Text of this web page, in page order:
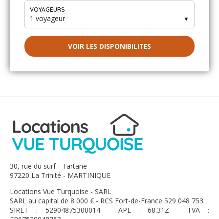
chaleur de votre intérieur, la décoration, tout est parfait.
Il faudrait plus de lieux secrets comme le votre en
Martinique. A très bientôt c'est promis.
Durer - février 2023
Malheureusement la balancelle s’est cassée…
ce niveau la vaisselle n’est pas très fournie. A notre
départ nous avons constaté qu’il n’y avait pas de housse
de protection sur les oreillers et qu’ils étaient sales.
Beaucoup de recommandations à l’arrivée et de mises
en garde sur les règles à respecter qui ne mettent pas
BLAISIUS - janvier 2023
VOYAGEURS
1 voyageur ▼
VOIR LES DISPONIBILITES
30, rue du surf - Tartane
97220 La Trinité - MARTINIQUE
Locations Vue Turquoise - SARL
SARL au capital de 8 000 € - RCS Fort-de-France 529 048 753
SIRET : 52904875300014 - APE : 68.31Z - TVA :